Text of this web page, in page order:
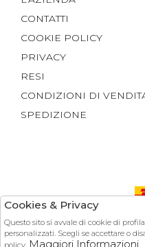
CONTATTI
COOKIE POLICY
PRIVACY
RESI
CONDIZIONI DI
SPEDIZIONE
Cookies & Privacy
Questo sito si avvale di cookie di
personalizzati. Scegli se accettare o
policy. Maggiori Informazioni